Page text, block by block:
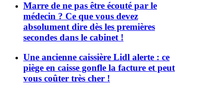
Marre de ne pas être écouté par le
médecin ? Ce que vous devez
absolument dire dès les premières
secondes dans le cabinet !
Une ancienne caissière Lidl alerte : ce
piège en caisse gonfle la facture et peut
vous coûter très cher !